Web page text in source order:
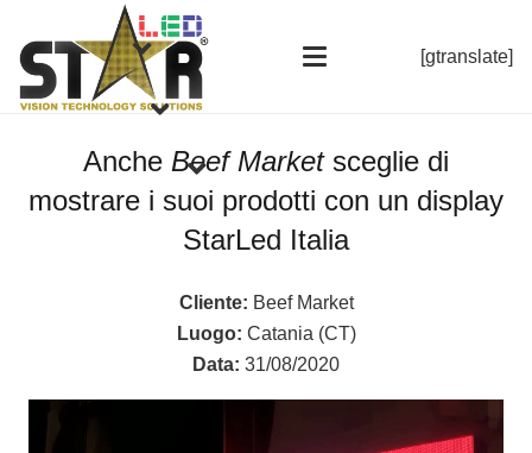
[gtranslate]
Anche Beef Marketsceglie di
mostrare i suoi prodotti con un display
StarLed Italia
Cliente: Beef Market
Luogo: Catania (CT)
Data: 31/08/2020